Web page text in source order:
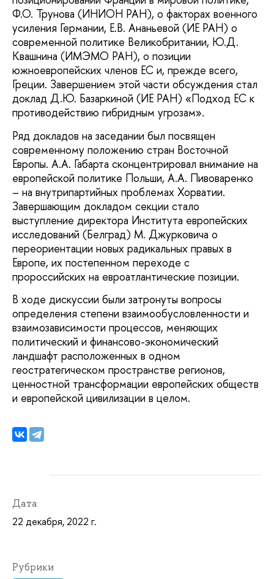
Ф.О. Трунова (ИНИОН РАН), о факторах военного
усиления Германии, Е.В. Ананьевой (ИЕ РАН) о
современной политике Великобритании, Ю.Д.
Квашнина (ИМЭМО РАН), о позиции
южноевропейских членов ЕС и, прежде всего,
Греции. Завершением этой части обсуждения стал
доклад Д.Ю. Базаркиной (ИЕ РАН) «Подход ЕС к
противодействию гибридным угрозам».
Ряд докладов на заседании был посвящен
современному положению стран Восточной
Европы. А.А. Габарта сконцентрировал внимание на
европейской политике Польши, А.А. Пивоваренко
– на внутрипартийных проблемах Хорватии.
Завершающим докладом секции стало
выступление директора Института европейских
исследований (Белград) М. Джурковича о
переориентации новых радикальных правых в
Европе, их постепенном переходе с
пророссийских на евроатлантические позиции.
В ходе дискуссии были затронуты вопросы
определения степени взаимообусловленности и
взаимозависимости процессов, меняющих
политический и финансово-экономический
ландшафт расположенных в одном
геостратегическом пространстве регионов,
ценностной трансформации европейских обществ
и европейской цивилизации в целом.
Дата
22 декабря, 2022 г.
Рубрики